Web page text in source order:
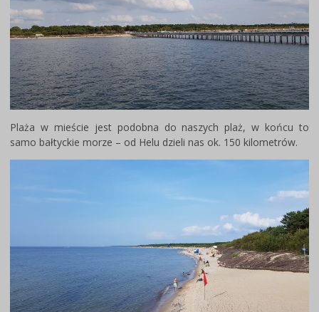
Plaża w mieście jest podobna do naszych plaż, w końcu to
samo bałtyckie morze – od Helu dzieli nas ok. 150 kilometrów.